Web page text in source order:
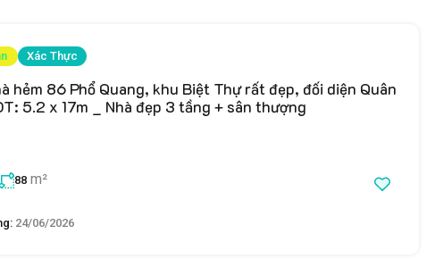
Xác Thực
hẻm 86 Phổ Quang, khu Biệt Thự rất đẹp, đối diện Quân
5.2 x 17m _ Nhà đẹp 3 tầng + sân thượng
88 m²
24/06/2026